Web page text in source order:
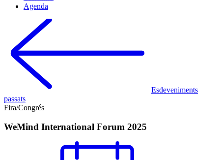
Agenda
Esdeveniments
passats
Fira/Congrés
WeMind International Forum 2025